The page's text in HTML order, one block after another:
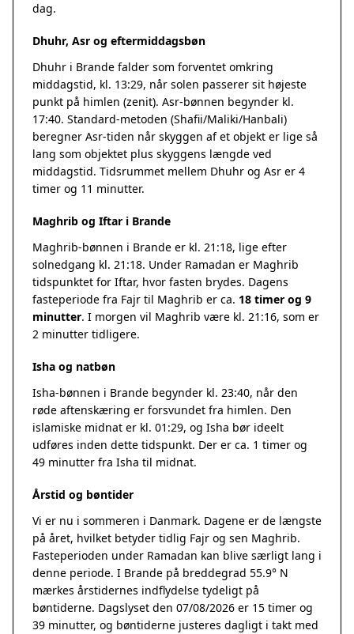
dag.
Dhuhr, Asr og eftermiddagsbøn
Dhuhr i Brande falder som forventet omkring
middagstid, kl. 13:29, når solen passerer sit højeste
punkt på himlen (zenit). Asr-bønnen begynder kl.
17:40. Standard-metoden (Shafii/Maliki/Hanbali)
beregner Asr-tiden når skyggen af et objekt er lige så
lang som objektet plus skyggens længde ved
middagstid. Tidsrummet mellem Dhuhr og Asr er 4
timer og 11 minutter.
Maghrib og Iftar i Brande
Maghrib-bønnen i Brande er kl. 21:18, lige efter
solnedgang kl. 21:18. Under Ramadan er Maghrib
tidspunktet for Iftar, hvor fasten brydes. Dagens
fasteperiode fra Fajr til Maghrib er ca. 18 timer og 9
minutter. I morgen vil Maghrib være kl. 21:16, som er
2 minutter tidligere.
Isha og natbøn
Isha-bønnen i Brande begynder kl. 23:40, når den
røde aftenskæring er forsvundet fra himlen. Den
islamiske midnat er kl. 01:29, og Isha bør ideelt
udføres inden dette tidspunkt. Der er ca. 1 timer og
49 minutter fra Isha til midnat.
Årstid og bøntider
Vi er nu i sommeren i Danmark. Dagene er de længste
på året, hvilket betyder tidlig Fajr og sen Maghrib.
Fasteperioden under Ramadan kan blive særligt lang i
denne periode. I Brande på breddegrad 55.9° N
mærkes årstidernes indflydelse tydeligt på
bøntiderne. Dagslyset den 07/08/2026 er 15 timer og
39 minutter, og bøntiderne justeres dagligt i takt med